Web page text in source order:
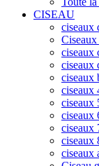
CISEAU
ciseaux
ciseaux
ciseaux
ciseaux
ciseaux
ciseaux
ciseaux
ciseaux
ciseaux
ciseaux